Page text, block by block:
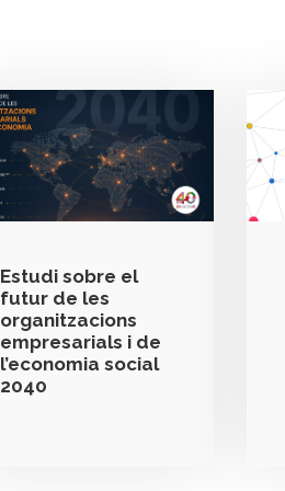
Estudi sobre el
futur de les
organitzacions
empresarials i de
l’economia social
2040